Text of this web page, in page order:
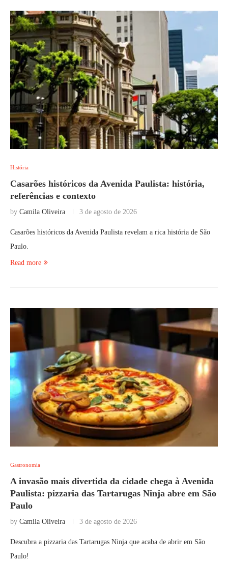
História
Casarões históricos da Avenida Paulista: história,
referências e contexto
by Camila Oliveira 3 de agosto de 2026
Casarões históricos da Avenida Paulista revelam a rica história de São
Paulo.
Read more
Gastronomia
A invasão mais divertida da cidade chega à Avenida
Paulista: pizzaria das Tartarugas Ninja abre em São
Paulo
by Camila Oliveira 3 de agosto de 2026
Descubra a pizzaria das Tartarugas Ninja que acaba de abrir em São
Paulo!